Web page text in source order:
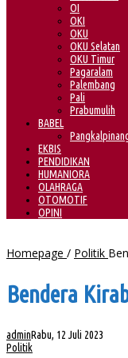
OI
OKI
OKU
OKU Selatan
OKU Timur
Pagaralam
Palembang
Pali
Prabumulih
BABEL
EKBIS
PENDIDIKAN
HUMANIORA
OLAHRAGA
OTOMOTIF
OPINI
Homepage / Politik
Bendera
adminRabu, 12 Juli 2023
Politik